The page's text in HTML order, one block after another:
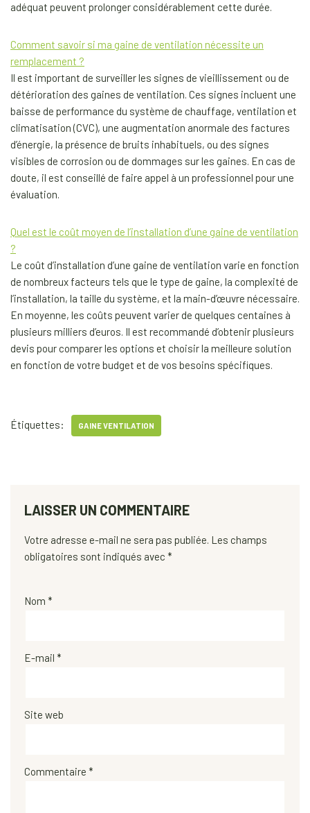
adéquat peuvent prolonger considérablement cette durée.
Comment savoir si ma gaine de ventilation nécessite un
remplacement ?
Il est important de surveiller les signes de vieillissement ou de
détérioration des gaines de ventilation. Ces signes incluent une
baisse de performance du système de chauffage, ventilation et
climatisation (CVC), une augmentation anormale des factures
d’énergie, la présence de bruits inhabituels, ou des signes
visibles de corrosion ou de dommages sur les gaines. En cas de
doute, il est conseillé de faire appel à un professionnel pour une
évaluation.
Quel est le coût moyen de l’installation d’une gaine de ventilation
?
Le coût d’installation d’une gaine de ventilation varie en fonction
de nombreux facteurs tels que le type de gaine, la complexité de
l’installation, la taille du système, et la main-d’œuvre nécessaire.
En moyenne, les coûts peuvent varier de quelques centaines à
plusieurs milliers d’euros. Il est recommandé d’obtenir plusieurs
devis pour comparer les options et choisir la meilleure solution
en fonction de votre budget et de vos besoins spécifiques.
Étiquettes: GAINE VENTILATION
LAISSER UN COMMENTAIRE
Votre adresse e-mail ne sera pas publiée. Les champs
obligatoires sont indiqués avec *
Nom *
E-mail *
Site web
Commentaire *